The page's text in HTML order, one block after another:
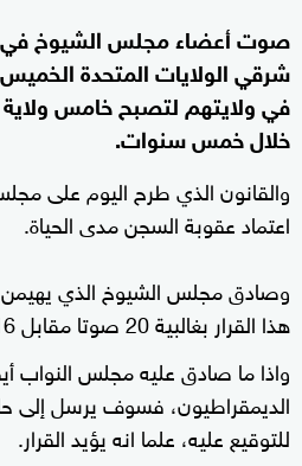
صوت أعضاء مجلس الشيوخ في
شرقي الولايات المتحدة
في ولايتهم لتصبح خامس ولاية
خلال خمس سنوات.
والقانون الذي طرح اليوم على
اعتماد عقوبة السجن مدى الحياة.
وصادق مجلس الشيوخ الذي يهيمن
هذا القرار بغالبية 20 صوتا مقابل 16.
واذا ما صادق عليه مجلس النواب
الديمقراطيون، فسوف يرسل إلى
للتوقيع عليه، علما انه يؤيد القرار.